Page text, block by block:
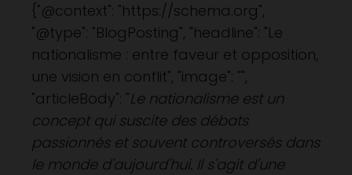
{"@context": "https://schema.org",
"@type": "BlogPosting", "headline": "Le
nationalisme : entre faveur et opposition,
une vision en conflit", "image": "",
"articleBody": "Le nationalisme est un
concept qui suscite des débats
passionnés et souvent controversés dans
le monde d'aujourd'hui. Il s'agit d'une